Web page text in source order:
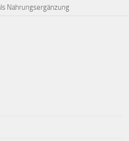
Nahrungsergänzung